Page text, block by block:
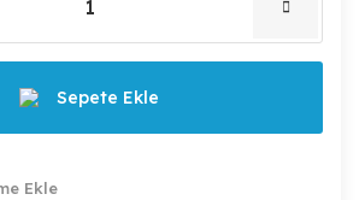
Sepete Ekle